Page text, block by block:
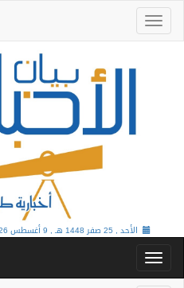
الأحد , 25 صفر 1448 هـ , 9 أغسطس 2026 م |